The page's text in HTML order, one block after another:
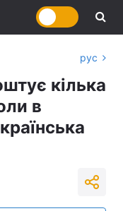
рус
кілька
в